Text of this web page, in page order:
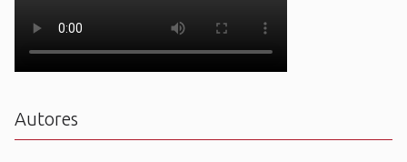
Autores